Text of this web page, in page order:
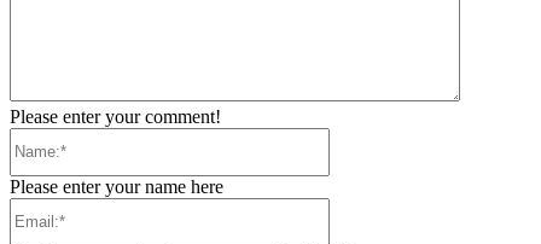
Please enter your comment!
Please enter your name here